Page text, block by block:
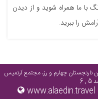
با ما همراه شوید و از دیدن
را ببرید.
نارنجستان چهارم و رز، مجتمع آرتمیس
www.alaedin.travel